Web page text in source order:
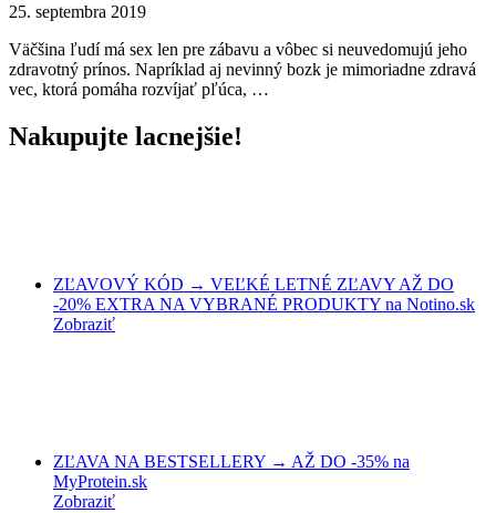
25. septembra 2019
Väčšina ľudí má sex len pre zábavu a vôbec si neuvedomujú jeho
zdravotný prínos. Napríklad aj nevinný bozk je mimoriadne zdravá
vec, ktorá pomáha rozvíjať pľúca, …
Nakupujte lacnejšie!
ZĽAVOVÝ KÓD → VEĽKÉ LETNÉ ZĽAVY AŽ DO
-20% EXTRA NA VYBRANÉ PRODUKTY na Notino.sk
Zobraziť
ZĽAVA NA BESTSELLERY → AŽ DO -35% na
MyProtein.sk
Zobraziť